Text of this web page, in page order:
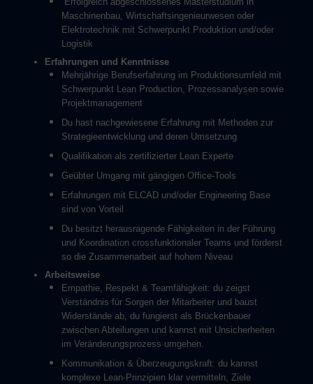
Maschinenbau, Wirtschaftsingenieurwesen oder
Elektrotechnik mit Schwerpunkt Produktion und/oder
Logistik
Erfahrungen und Kenntnisse
Mehrjährige Berufserfahrung im Produktionsumfeld mit
Schwerpunkt Lean Production, Prozessanalysen sowie
Projektmanagement
Du hast nachgewiesene Erfahrung mit Methoden zur
Strategieentwicklung und deren Umsetzung
Qualifikation als zertifizierter Lean Experte
Geübter Umgang mit gängigen Office-Tools
Erfahrungen mit ELCAD und/oder Engineering Base
sind von Vorteil
Du besitzt herausragende Fähigkeiten in der Führung
und Koordination crossfunktionaler Teams und förderst
so die Zusammenarbeit auf hohem Niveau
Arbeitsweise
Empathie, Respekt & Teamfähigkeit: du zeigst
Verständnis für Sorgen der Mitarbeiter und baust
Widerstände ab, du fungierst als Brückenbauer
zwischen Abteilungen und kannst mit Unsicherheiten
im Veränderungsprozess umgehen.
Kommunikation & Überzeugungskraft: du kannst
komplexe Lean-Prinzipien klar vermitteln, Ziele